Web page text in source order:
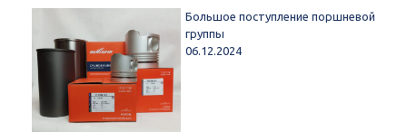
Большое поступление поршневой
группы
06.12.2024